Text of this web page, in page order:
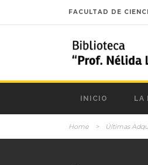
FACULTAD DE
INICIO LA
Home > Últimas